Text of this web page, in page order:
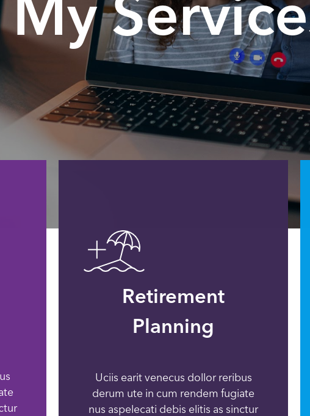
My
Retirement
Planning
Uciis earit venecus dollor reribus
derum ute in cum rendem fugiate
nus aspelecati debis elitis as sinctur